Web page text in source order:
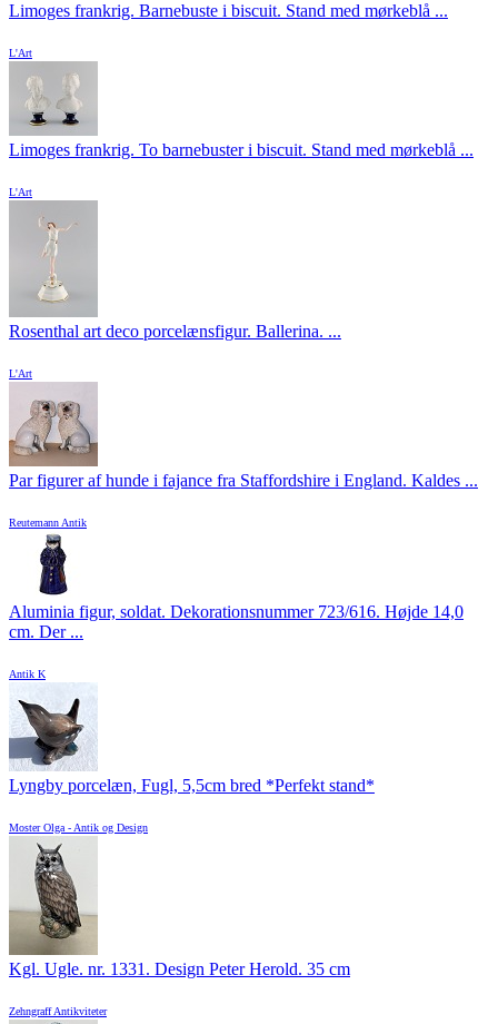
Limoges frankrig. Barnebuste i biscuit. Stand med mørkeblå ...
L'Art
Limoges frankrig. To barnebuster i biscuit. Stand med mørkeblå ...
L'Art
Rosenthal art deco porcelænsfigur. Ballerina. ...
L'Art
Par figurer af hunde i fajance fra Staffordshire i England. Kaldes ...
Reutemann Antik
Aluminia figur, soldat. Dekorationsnummer 723/616. Højde 14,0
cm. Der ...
Antik K
Lyngby porcelæn, Fugl, 5,5cm bred *Perfekt stand*
Moster Olga - Antik og Design
Kgl. Ugle. nr. 1331. Design Peter Herold. 35 cm
Zehngraff Antikviteter